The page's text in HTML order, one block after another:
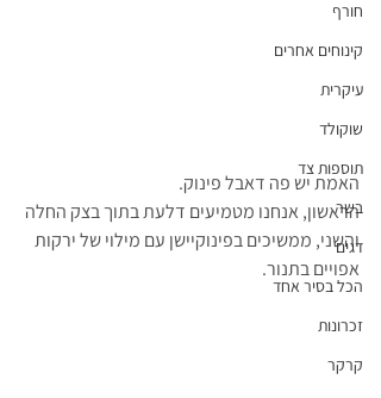
חורף
קינוחים אחרים
עיקרית
שוקולד
תוספות צד
בשר
דגים
הכל בסיר אחד
זכרונות
קרקר
האמת יש פה דאבל פינוק.
הראשון, אנחנו מטמיעים דלעת בתוך בצק החלה
והשני, ממשיכים בפינוקיישן עם מילוי של ירקות
אפויים בתנור.